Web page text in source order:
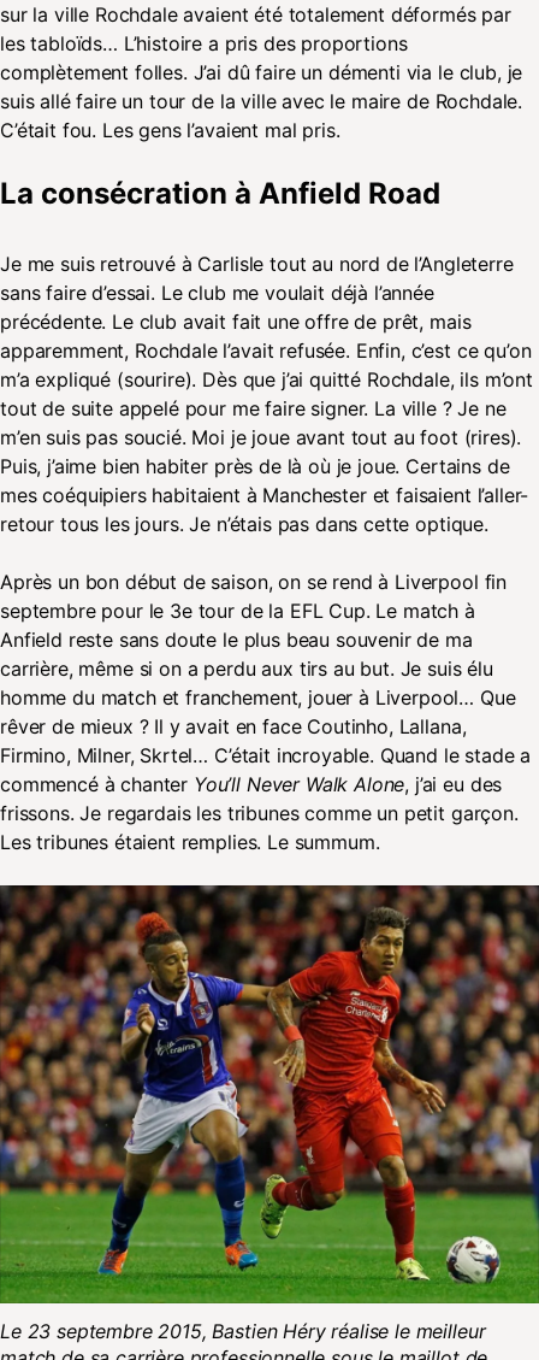
sur la ville Rochdale avaient été totalement déformés par
les tabloïds… L’histoire a pris des proportions
complètement folles. J’ai dû faire un démenti via le club, je
suis allé faire un tour de la ville avec le maire de Rochdale.
C’était fou. Les gens l’avaient mal pris.
La consécration à Anfield Road
Je me suis retrouvé à Carlisle tout au nord de l’Angleterre
sans faire d’essai. Le club me voulait déjà l’année
précédente. Le club avait fait une offre de prêt, mais
apparemment, Rochdale l’avait refusée. Enfin, c’est ce qu’on
m’a expliqué (sourire). Dès que j’ai quitté Rochdale, ils m’ont
tout de suite appelé pour me faire signer. La ville ? Je ne
m’en suis pas soucié. Moi je joue avant tout au foot (rires).
Puis, j’aime bien habiter près de là où je joue. Certains de
mes coéquipiers habitaient à Manchester et faisaient l’aller-
retour tous les jours. Je n’étais pas dans cette optique.
Après un bon début de saison, on se rend à Liverpool fin
septembre pour le 3e tour de la EFL Cup. Le match à
Anfield reste sans doute le plus beau souvenir de ma
carrière, même si on a perdu aux tirs au but. Je suis élu
homme du match et franchement, jouer à Liverpool… Que
rêver de mieux ? Il y avait en face Coutinho, Lallana,
Firmino, Milner, Skrtel… C’était incroyable. Quand le stade a
commencé à chanter You’ll Never Walk Alone, j’ai eu des
frissons. Je regardais les tribunes comme un petit garçon.
Les tribunes étaient remplies. Le summum.
Le 23 septembre 2015, Bastien Héry réalise le meilleur